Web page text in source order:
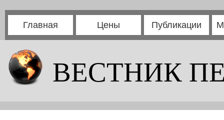
Главная Цены Публикации
ВЕСТНИК